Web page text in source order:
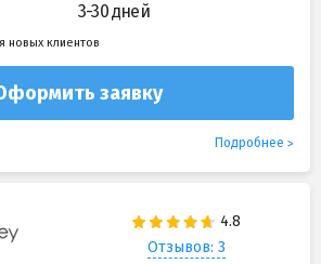
3-30 дней
новых клиентов
заявку
Подробнее
Отзывов: 3